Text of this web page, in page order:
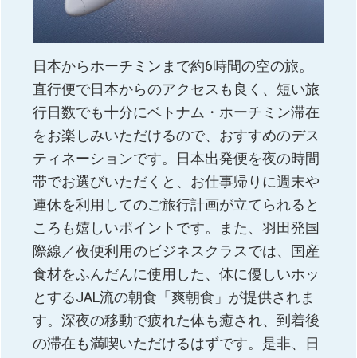
日本からホーチミンまで約6時間の空の旅。
直行便で日本からのアクセスも良く、短い旅
行日数でも十分にベトナム・ホーチミン滞在
をお楽しみいただけるので、おすすめのデス
ティネーションです。日本出発便を夜の時間
帯でお選びいただくと、お仕事帰りに週末や
連休を利用してのご旅行計画が立てられると
ころも嬉しいポイントです。また、羽田発国
際線／夜便利用のビジネスクラスでは、国産
食材をふんだんに使用した、体に優しいホッ
とするJAL流の朝食「爽朝食」が提供されま
す。深夜の移動で疲れた体も癒され、到着後
の滞在も満喫いただけるはずです。是非、日